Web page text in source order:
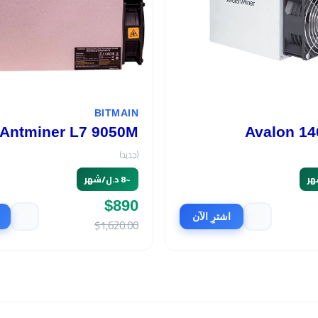
Avalon
اشترِ الآن
BITMAIN
Antminer L7 9050M
(جديد)
~8 د.ل/شهر
$890
$1,620.00